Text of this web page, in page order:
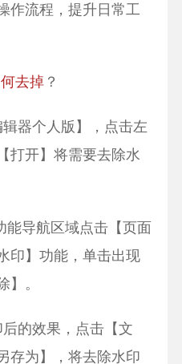
作流程，提升日常工
去掉？
器个人版】，点击左
打开】将需要去除水
能导航区域点击【页面
印】功能，单击出现
】。
的效果，点击【文
存为】，将去除水印